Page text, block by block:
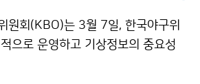
원회(KBO)는 3월 7일, 한국야구위
으로 운영하고 기상정보의 중요성